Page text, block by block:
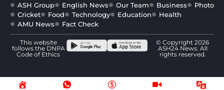
ASH Group
English News Our Team Business
Photo
Cricket
Food Technology Education
Health
AMU News
Fact Check
This website
follows the DNPA
Code of Ethics
© Copyright 2026
ASH24 News. All
rights reserved.